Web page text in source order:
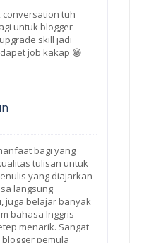
conversation tuh
untuk blogger
skill jadi
job kakap 😁
bagi yang
tulisan untuk
yang diajarkan
langsung
juga belajar banyak
bahasa Inggris
menarik. Sangat
pemula